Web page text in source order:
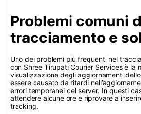
Problemi comuni
tracciamento e
Uno dei problemi più frequenti nel
con Shree Tirupati Courier Services è la
visualizzazione degli aggiornamenti
essere causato da ritardi
errori temporanei del server. In questi
attendere alcune ore e riprovare a
tracking.